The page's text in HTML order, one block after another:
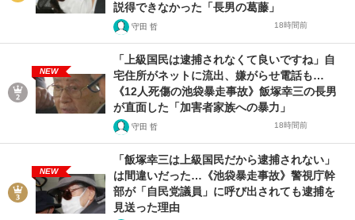
説得できなかった「長男の葛藤」
守田 哲 18時間前
NEW
「上級国民は逮捕されなくて良いですね」自
宅住所がネットに流出、嫌がらせ電話も…
《12人死傷の池袋暴走事故》飯塚幸三の長男
が直面した「加害者家族への暴力」
守田 哲 18時間前
NEW
「飯塚幸三は上級国民だから逮捕されない」
は間違いだった…《池袋暴走事故》警視庁幹
部が「自民党議員」に呼び出されても逮捕を
見送った理由